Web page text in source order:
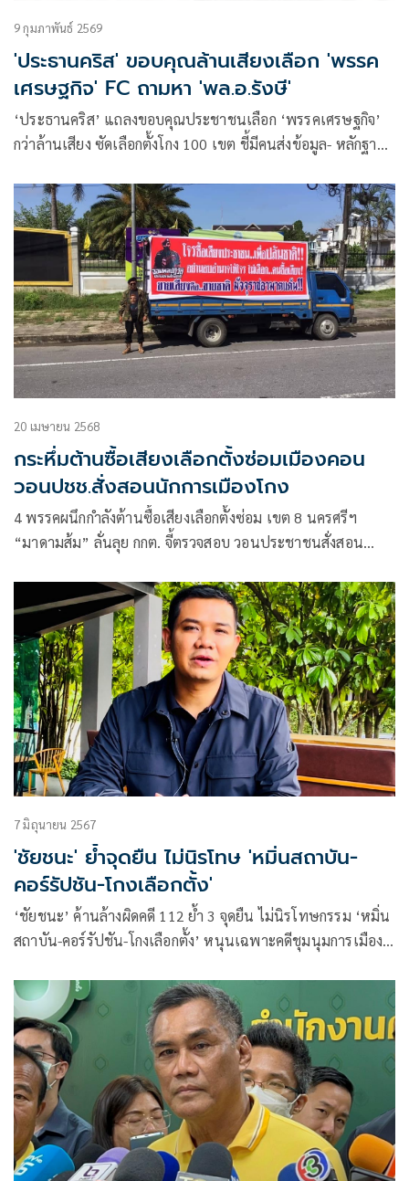
9 กุมภาพันธ์ 2569
'ประธานคริส' ขอบคุณล้านเสียงเลือก 'พรรค
เศรษฐกิจ' FC ถามหา 'พล.อ.รังษี'
‘ประธานคริส’ แถลงขอบคุณประชาชนเลือก ‘พรรคเศรษฐกิจ’
กว่าล้านเสียง ซัดเลือกตั้งโกง 100 เขต ชี้มีคนส่งข้อมูล- หลักฐาน
กรังษี’ หายไปไหน
20 เมษายน 2568
กระหึ่มต้านซื้อเสียงเลือกตั้งซ่อมเมืองคอน
วอนปชช.สั่งสอนนักการเมืองโกง
4 พรรคผนึกกำลังต้านซื้อเสียงเลือกตั้งซ่อม เขต 8 นครศรีฯ
“มาดามส้ม” ลั่นลุย กกต. จี้ตรวจสอบ วอนประชาชนสั่งสอน
7 มิถุนายน 2567
'ชัยชนะ' ย้ำจุดยืน ไม่นิรโทษ 'หมิ่นสถาบัน-
คอร์รัปชัน-โกงเลือกตั้ง'
‘ชัยชนะ’ ค้านล้างผิดคดี 112 ย้ำ 3 จุดยืน ไม่นิรโทษกรรม ‘หมิ่น
สถาบัน-คอร์รัปชัน-โกงเลือกตั้ง’ หนุนเฉพาะคดีชุมนุมการเมือง